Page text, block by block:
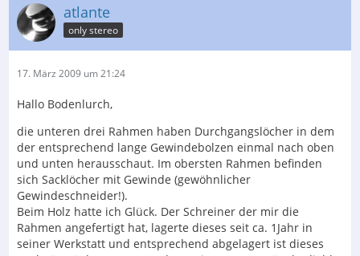
atlante
only stereo
17. März 2009 um 21:24
Hallo Bodenlurch,
die unteren drei Rahmen haben Durchgangslöcher in dem
der entsprechend lange Gewindebolzen einmal nach oben
und unten herausschaut. Im obersten Rahmen befinden
sich Sacklöcher mit Gewinde (gewöhnlicher
Gewindeschneider!).
Beim Holz hatte ich Glück. Der Schreiner der mir die
Rahmen angefertigt hat, lagerte dieses seit ca. 1Jahr in
seiner Werkstatt und entsprechend abgelagert ist dieses